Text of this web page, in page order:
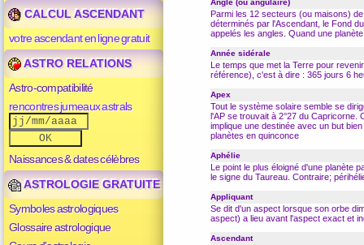
CALCUL ASCENDANT
votre ascendant en ligne gratuit
ASTRO RELATIONS
Astro-compatibilité
rencontres jumeaux astrals
Naissances & dates célèbres
ASTROLOGIE GRATUITE
Symboles astrologiques
Glossaire astrologique
Angle (ou angulaire)
Parmi les 12 secteurs (ou maisons)
déterminés par l'Ascendant , le Fond
appelés les angles. Quand une
Année sidérale
Le temps que met la Terre pour
référence), c'est à dire : 365 jours 6
Apex
Tout le système solaire semble se
l'AP se trouvait à 2°27 du Capricorne .
implique une destinée avec un but
planètes en quinconce
Aphélie
Le point le plus éloigné d'une planète
le signe du Taureau. Contraire;
Appliquant
Se dit d'un aspect lorsque son orbe
aspect) a lieu avant l'aspect exact et
Ascendant